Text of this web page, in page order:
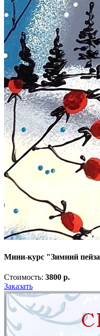
Мини-курс "Зимний
Стоимость: 3800 р.
Заказать